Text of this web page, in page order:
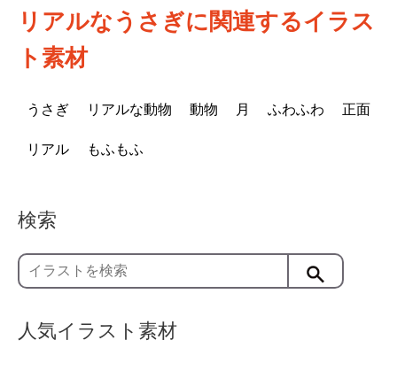
リアルなうさぎに関連するイラス
ト素材
うさぎ リアルな動物 動物 月 ふわふわ 正面
リアル もふもふ
検索
人気イラスト素材